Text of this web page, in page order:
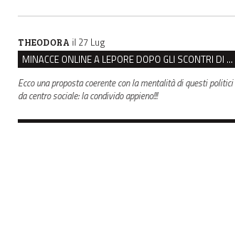
THEODORA il 27 Lug
MINACCE ONLINE A LEPORE DOPO GLI SCONTRI DI BOLOGNA, ASSEGNATA LA SCORTA AL SINDACO
Ecco una proposta coerente con la mentalità di questi politici
da centro sociale: la condivido appieno!!!